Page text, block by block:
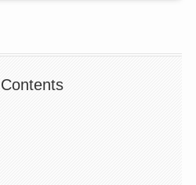
Contents